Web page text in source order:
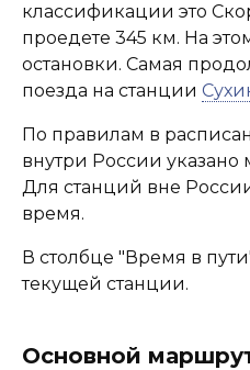
классификации это
проедете 345 км. На
остановки. Самая
поезда на станции
По правилам в
внутри России указано
Для станций вне
время.
В столбце "Время в
текущей станции.
Основной